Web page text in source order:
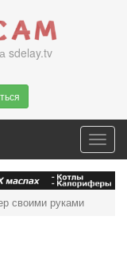
sdelay.tv
своими руками